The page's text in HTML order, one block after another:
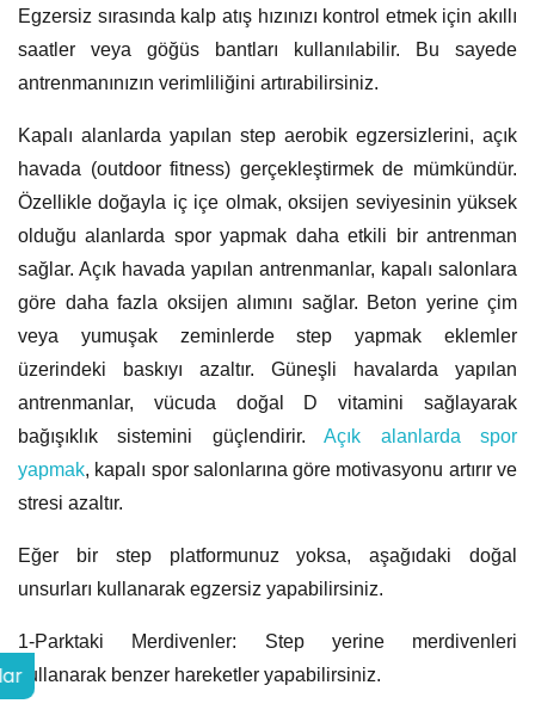
Egzersiz sırasında kalp atış hızınızı kontrol etmek için akıllı
saatler veya göğüs bantları kullanılabilir. Bu sayede
antrenmanınızın verimliliğini artırabilirsiniz.
Kapalı alanlarda yapılan step aerobik egzersizlerini, açık
havada (outdoor fitness) gerçekleştirmek de mümkündür.
Özellikle doğayla iç içe olmak, oksijen seviyesinin yüksek
olduğu alanlarda spor yapmak daha etkili bir antrenman
sağlar. Açık havada yapılan antrenmanlar, kapalı salonlara
göre daha fazla oksijen alımını sağlar. Beton yerine çim
veya yumuşak zeminlerde step yapmak eklemler
üzerindeki baskıyı azaltır. Güneşli havalarda yapılan
antrenmanlar, vücuda doğal D vitamini sağlayarak
bağışıklık sistemini güçlendirir.Açık alanlarda spor
yapmak, kapalı spor salonlarına göre motivasyonu artırır ve
stresi azaltır.
Eğer bir step platformunuz yoksa, aşağıdaki doğal
unsurları kullanarak egzersiz yapabilirsiniz.
1-Parktaki Merdivenler: Step yerine merdivenleri
kullanarak benzer hareketler yapabilirsiniz.